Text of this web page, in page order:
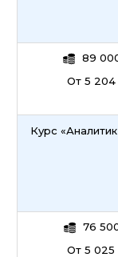
89
От 5
Курс
76
От 5